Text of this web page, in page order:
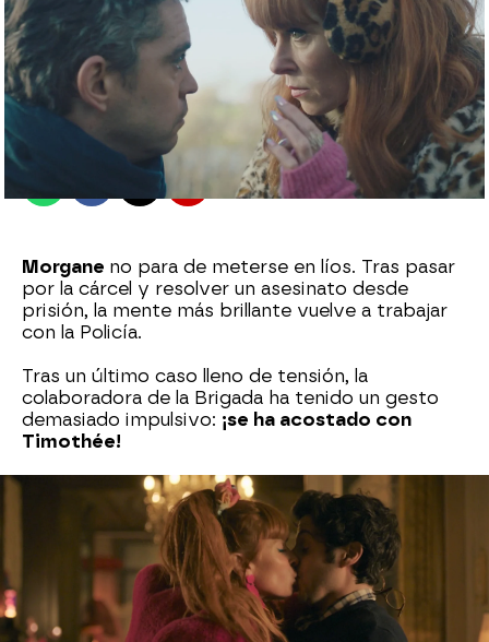
Julián López
Actualizado:27 de julio de 2023, 10:13
Publicado: 22 de julio de 2023, 20:33
WhatsappFacebook
X Flipboard
Morgane no para de meterse en líos. Tras pasar
por la cárcel y resolver un asesinato desde
prisión, la mente más brillante vuelve a trabajar
con la Policía.
Tras un último caso lleno de tensión, la
colaboradora de la Brigada ha tenido un gesto
demasiado impulsivo: ¡se ha acostado con
Timothée!
Cuando se despierta, se asusta al ver a su
compañero -y sustituto- en su cama. Morgane
se apresura a echar de casa a Timothée cuando
Gilles los sorprend
e. Alvaro se ve obligada a
confesarle que se acostó con él y le pide, con
una
sutil amenaza, quele guarde el secreto